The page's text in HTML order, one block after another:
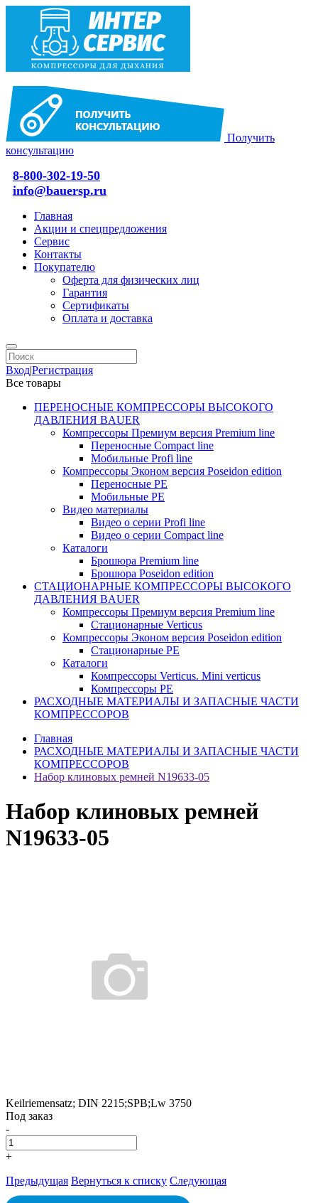
Получить
консультацию
8-800-302-19-50
info@bauersp.ru
Главная
Акции и спецпредложения
Сервис
Контакты
Покупателю
Оферта для физических лиц
Гарантия
Сертификаты
Оплата и доставка
Вход|Регистрация
Все товары
ПЕРЕНОСНЫЕ КОМПРЕССОРЫ ВЫСОКОГО
ДАВЛЕНИЯ BAUER
Компрессоры Премиум версия Premium line
Переносные Compact line
Мобильные Profi line
Компрессоры Эконом версия Poseidon edition
Переносные PE
Мобильные PE
Видео материалы
Видео о серии Profi line
Видео о серии Compact line
Каталоги
Брошюра Premium line
Брошюра Poseidon edition
СТАЦИОНАРНЫЕ КОМПРЕССОРЫ ВЫСОКОГО
ДАВЛЕНИЯ BAUER
Компрессоры Премиум версия Premium line
Стационарные Verticus
Компрессоры Эконом версия Poseidon edition
Стационарные PE
Каталоги
Компрессоры Verticus. Mini verticus
Компрессоры PE
РАСХОДНЫЕ МАТЕРИАЛЫ И ЗАПАСНЫЕ ЧАСТИ
КОМПРЕССОРОВ
Главная
РАСХОДНЫЕ МАТЕРИАЛЫ И ЗАПАСНЫЕ ЧАСТИ
КОМПРЕССОРОВ
Набор клиновых ремней N19633-05
Набор клиновых ремней
N19633-05
Keilriemensatz; DIN 2215;SPB;Lw 3750
Под заказ
-
+
Предыдущая Вернуться к списку Следующая